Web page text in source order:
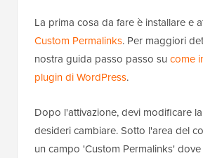
La prima cosa da fare è installare e
Custom Permalinks. Per maggiori
nostra guida passo passo su come
plugin di WordPress.
Dopo l'attivazione, devi modificare
desideri cambiare. Sotto l'area del
un campo 'Custom Permalinks'